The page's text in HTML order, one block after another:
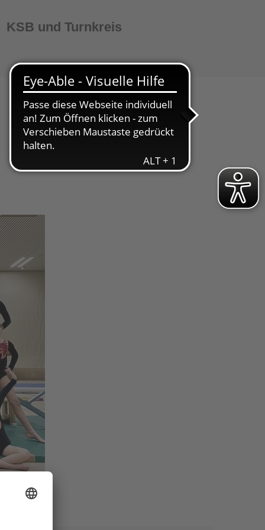
KSB und Turnkreis